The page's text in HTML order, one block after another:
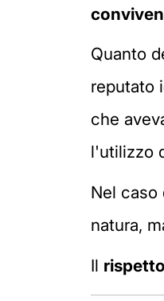
Quanto
reputato
che
l'utilizzo
Nel caso
natura,
Il